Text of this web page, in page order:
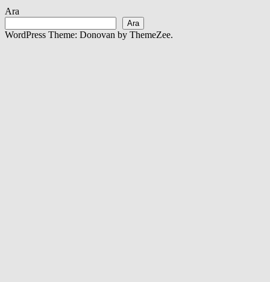
Ara
Ara
WordPress Theme: Donovan by ThemeZee.